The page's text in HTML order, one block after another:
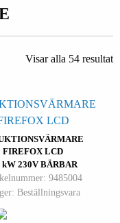
Visar alla 54 resultat
FIREFOX LCD
kW 230V BÄRBAR
9485004
Beställningsvara